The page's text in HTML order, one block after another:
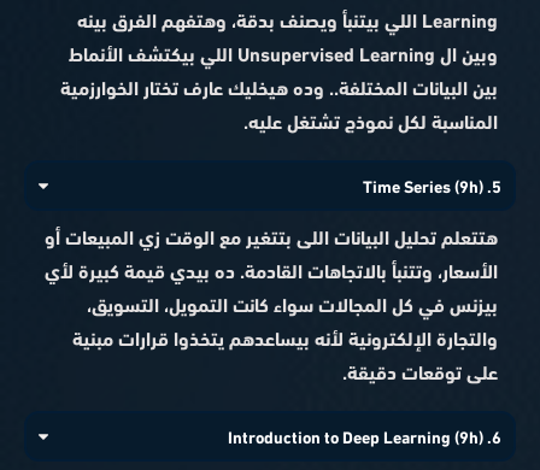
Learning اللي بيتنبأ ويصنف بدقة، وهتفهم الفرق بينه
وبين ال Unsupervised Learning اللي بيكتشف الأنماط
بين البيانات المختلفة.. وده هيخليك عارف تختار الخوارزمية
المناسبة لكل نموذج تشتغل عليه.
5. Time Series (9h)
هتتعلم تحليل البيانات اللى بتتغير مع الوقت زي المبيعات أو
الأسعار، وتتنبأ بالاتجاهات القادمة. ده بيدي قيمة كبيرة لأي
بيزنس في كل المجالات سواء كانت التمويل، التسويق،
والتجارة الإلكترونية لأنه بيساعدهم يتخذوا قرارات مبنية
على توقعات دقيقة.
6. Introduction to Deep Learning (9h)